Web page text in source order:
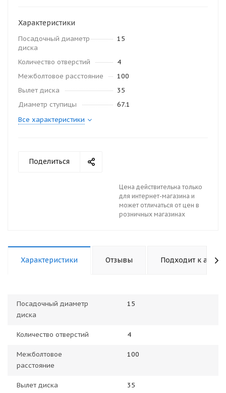
Характеристики
Посадочный диаметр
диска
15
Количество отверстий
4
Межболтовое расстояние
100
Вылет диска
35
Диаметр ступицы
67.1
Все характеристики
Поделиться
Цена действительна только
для интернет-магазина и
может отличаться от цен в
розничных магазинах
Характеристики Отзывы Подходит к авто
Посадочный диаметр
диска
15
Количество отверстий 4
Межболтовое
расстояние
100
Вылет диска 35